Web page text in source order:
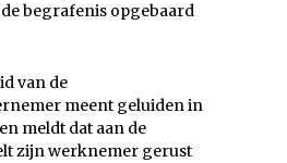
begrafenis opgebaard
van de
meent geluiden in
meldt dat aan de
zijn werknemer gerust